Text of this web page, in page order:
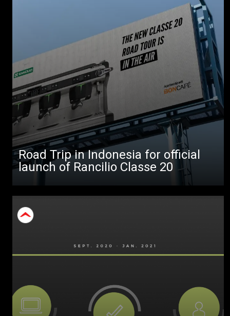
Road Trip in Indonesia for official
launch of Rancilio Classe 20